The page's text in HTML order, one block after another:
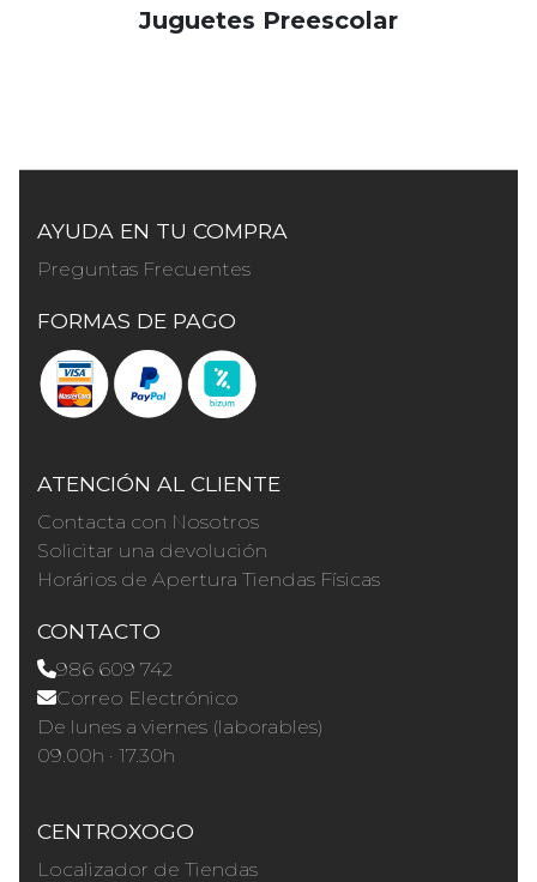
Juguetes Preescolar
AYUDA EN TU COMPRA
Preguntas Frecuentes
FORMAS DE PAGO
ATENCIÓN AL CLIENTE
Contacta con Nosotros
Solicitar una devolución
Horários de Apertura Tiendas Físicas
CONTACTO
986 609 742
Correo Electrónico
De lunes a viernes (laborables)
09.00h · 17.30h
CENTROXOGO
Localizador de Tiendas